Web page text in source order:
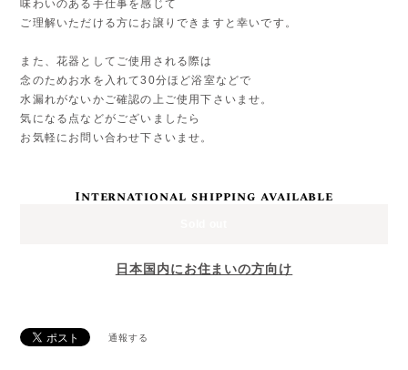
味わいのある手仕事を感じて
ご理解いただける方にお譲りできますと幸いです。
また、花器としてご使用される際は
念のためお水を入れて30分ほど浴室などで
水漏れがないかご確認の上ご使用下さいませ。
気になる点などがございましたら
お気軽にお問い合わせ下さいませ。
International shipping available
日本国内にお住まいの方向け
通報する